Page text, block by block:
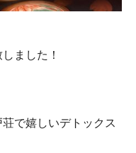
ました！
で嬉しいデトックス